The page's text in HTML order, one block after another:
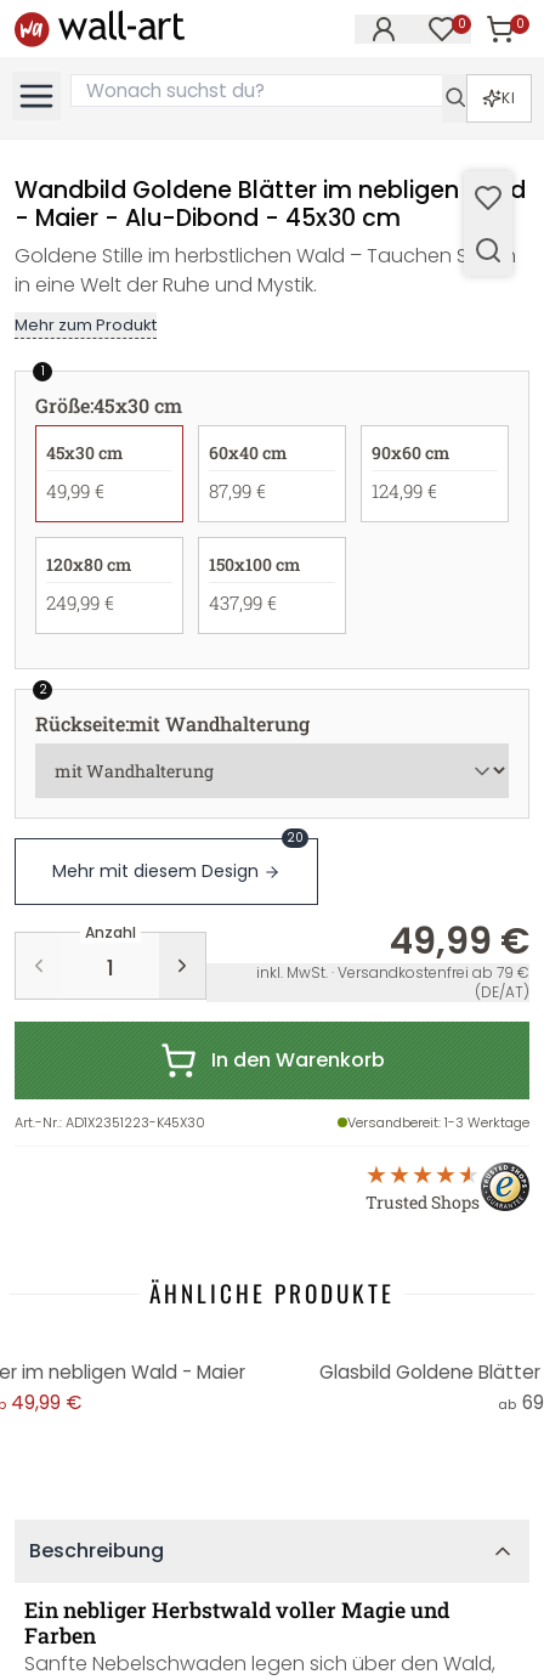
0 0
KI
Wandbild Goldene Blätter im nebligen Wald
- Maier - Alu-Dibond - 45x30 cm
Goldene Stille im herbstlichen Wald – Tauchen Sie ein
in eine Welt der Ruhe und Mystik.
Mehr zum Produkt
1
Größe:45x30 cm
45x30 cm
49,99 €
60x40 cm
87,99 €
90x60 cm
124,99 €
120x80 cm
249,99 €
150x100 cm
437,99 €
2
Rückseite:mit Wandhalterung
Mehr mit diesem Design
20
Anzahl 49,99 €
inkl. MwSt. · Versandkostenfrei ab 79 €
(DE/AT)
In den Warenkorb
Art.-Nr.:AD1X2351223-K45X30 Versandbereit: 1-3 Werktage
Trusted Shops
ÄHNLICHE PRODUKTE
im nebligen Wald - Maier
49,99 €
Glasbild Goldene
ab
Beschreibung
Ein nebliger Herbstwald voller Magie und
Farben
Sanfte Nebelschwaden legen sich über den Wald,